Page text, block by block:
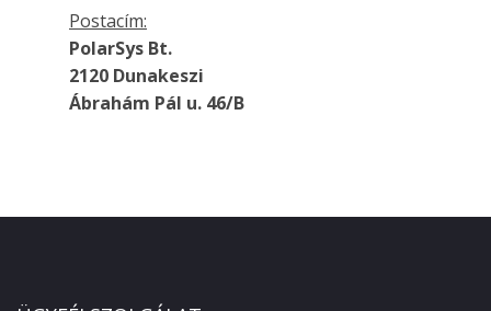
Postacím:
PolarSys Bt.
2120 Dunakeszi
Ábrahám Pál u. 46/B